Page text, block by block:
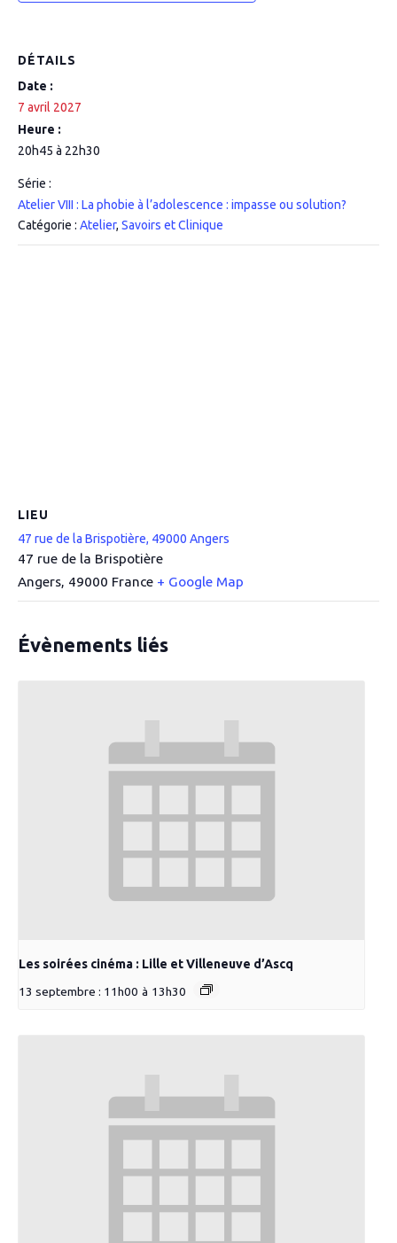
DÉTAILS
Date :
7 avril 2027
Heure :
20h45 à 22h30
Série :
Atelier VIII : La phobie à l’adolescence : impasse ou solution?
Catégorie : Atelier, Savoirs et Clinique
LIEU
47 rue de la Brispotière, 49000 Angers
47 rue de la Brispotière
Angers, 49000 France + Google Map
Évènements liés
Les soirées cinéma : Lille et Villeneuve d’Ascq
13 septembre : 11h00 à 13h30